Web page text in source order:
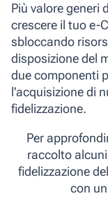
Più valore generi
crescere il tuo e-
sbloccando
disposizione del
due componenti
l'acquisizione di
fidelizzazione.
Per
raccolto
fidelizzazione
con